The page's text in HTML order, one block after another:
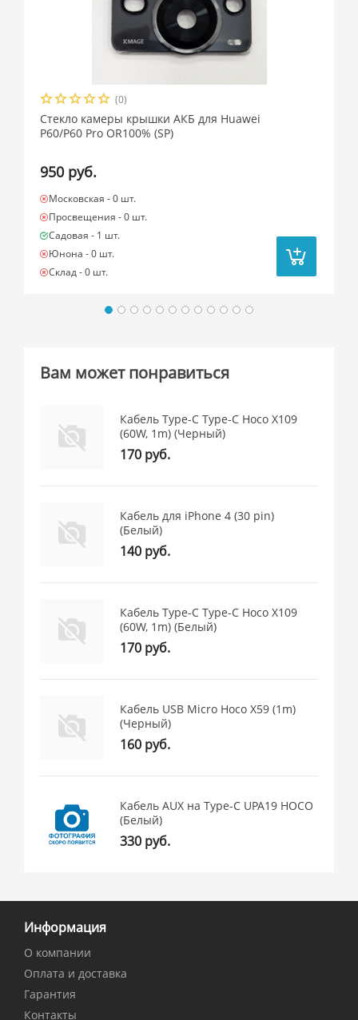
(0)
Стекло камеры крышки АКБ для Huawei
P60/P60 Pro OR100% (SP)
950 руб.
Московская -0 шт.
Просвещения -0 шт.
Садовая - 1 шт.
Юнона -0 шт.
Склад -0 шт.
Вам может понравиться
Кабель Type-C Type-C Hoco X109
(60W, 1m) (Черный)
170 руб.
Кабель для iPhone 4 (30 pin)
(Белый)
140 руб.
Кабель Type-C Type-C Hoco X109
(60W, 1m) (Белый)
170 руб.
Кабель USB Micro Hoco X59 (1m)
(Черный)
160 руб.
Кабель AUX на Type-C UPA19 HOCO
(Белый)
330 руб.
Информация
О компании
Оплата и доставка
Гарантия
Контакты